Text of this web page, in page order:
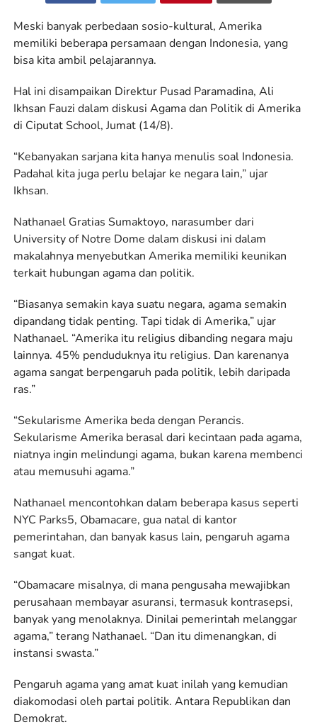
Meski banyak perbedaan sosio-kultural, Amerika
memiliki beberapa persamaan dengan Indonesia, yang
bisa kita ambil pelajarannya.
Hal ini disampaikan Direktur Pusad Paramadina, Ali
Ikhsan Fauzi dalam diskusi Agama dan Politik di Amerika
di Ciputat School, Jumat (14/8).
“Kebanyakan sarjana kita hanya menulis soal Indonesia.
Padahal kita juga perlu belajar ke negara lain,” ujar
Ikhsan.
Nathanael Gratias Sumaktoyo, narasumber dari
University of Notre Dome dalam diskusi ini dalam
makalahnya menyebutkan Amerika memiliki keunikan
terkait hubungan agama dan politik.
“Biasanya semakin kaya suatu negara, agama semakin
dipandang tidak penting. Tapi tidak di Amerika,” ujar
Nathanael. “Amerika itu religius dibanding negara maju
lainnya. 45% penduduknya itu religius. Dan karenanya
agama sangat berpengaruh pada politik, lebih daripada
ras.”
“Sekularisme Amerika beda dengan Perancis.
Sekularisme Amerika berasal dari kecintaan pada agama,
niatnya ingin melindungi agama, bukan karena membenci
atau memusuhi agama.”
Nathanael mencontohkan dalam beberapa kasus seperti
NYC Parks5, Obamacare, gua natal di kantor
pemerintahan, dan banyak kasus lain, pengaruh agama
sangat kuat.
“Obamacare misalnya, di mana pengusaha mewajibkan
perusahaan membayar asuransi, termasuk kontrasepsi,
banyak yang menolaknya. Dinilai pemerintah melanggar
agama,” terang Nathanael. “Dan itu dimenangkan, di
instansi swasta.”
Pengaruh agama yang amat kuat inilah yang kemudian
diakomodasi oleh partai politik. Antara Republikan dan
Demokrat.